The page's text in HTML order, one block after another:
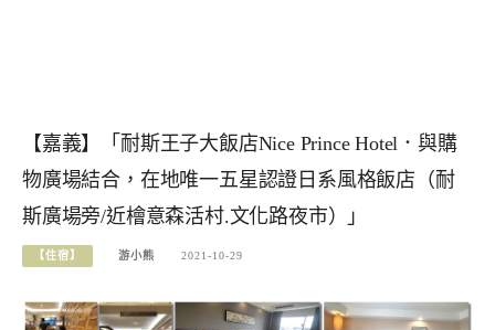
【嘉義】「耐斯王子大飯店Nice Prince Hotel．與購
物廣場結合，在地唯一五星認證日系風格飯店（耐
斯廣場旁/近檜意森活村.文化路夜市）」
【住宿】 游小熊 2021-10-29